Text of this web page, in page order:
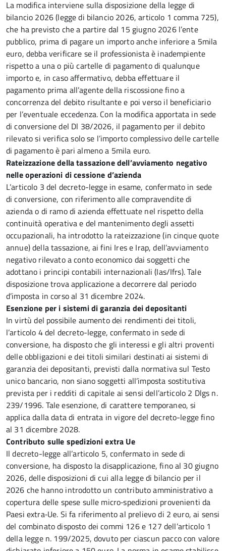
La modifica interviene sulla disposizione della legge di
bilancio 2026 (legge di bilancio 2026, articolo 1 comma 725),
che ha previsto che a partire dal 15 giugno 2026 l’ente
pubblico, prima di pagare un importo anche inferiore a 5mila
euro, debba verificare se il professionista è inadempiente
rispetto a una o più cartelle di pagamento di qualunque
importo e, in caso affermativo, debba effettuare il
pagamento prima all’agente della riscossione fino a
concorrenza del debito risultante e poi verso il beneficiario
per l’eventuale eccedenza. Con la modifica apportata in sede
di conversione del Dl 38/2026, il pagamento per il debito
rilevato si verifica solo se l’importo complessivo delle cartelle
di pagamento è pari almeno a 5mila euro.
Rateizzazione della tassazione dell’avviamento negativo
nelle operazioni di cessione d’azienda
L’articolo 3 del decreto-legge in esame, confermato in sede
di conversione, con riferimento alle compravendite di
azienda o di ramo di azienda effettuate nel rispetto della
continuità operativa e del mantenimento degli assetti
occupazionali, ha introdotto la rateizzazione (in cinque quote
annue) della tassazione, ai fini Ires e Irap, dell’avviamento
negativo rilevato a conto economico dai soggetti che
adottano i principi contabili internazionali (Ias/Ifrs). Tale
disposizione trova applicazione a decorrere dal periodo
d’imposta in corso al 31 dicembre 2024.
Esenzione per i sistemi di garanzia dei depositanti
In virtù del possibile aumento dei rendimenti dei titoli,
l’articolo 4del decreto-legge, confermato in sede di
conversione, ha disposto che gli interessi e gli altri proventi
delle obbligazioni e dei titoli similari destinati ai sistemi di
garanzia dei depositanti, previsti dalla normativa sul Testo
unico bancario, non siano soggetti all’imposta sostitutiva
prevista per i redditi di capitale ai sensi dell’articolo 2 Dlgs n.
239/1996. Tale esenzione, di carattere temporaneo, si
applica dalla data di entrata in vigore del decreto-legge fino
al 31 dicembre 2028.
Contributo sulle spedizioni extra Ue
Il decreto-legge all’articolo 5, confermato in sede di
conversione, ha disposto la disapplicazione, fino al 30 giugno
2026, delle disposizioni di cui alla legge di bilancio per il
2026 che hanno introdotto un contributo amministrativo a
copertura delle spese sulle micro‑spedizioni provenienti da
Paesi extra‑Ue. Si fa riferimento al prelievo di 2 euro, ai sensi
del combinato disposto dei commi 126 e 127 dell’articolo 1
della legge n. 199/2025, dovuto per ciascun pacco con valore